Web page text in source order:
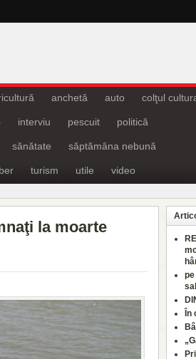
anchetă auto colţul
interviu pescuit politică
sănătate săptămâna nebună
turism utile video
la moarte
În